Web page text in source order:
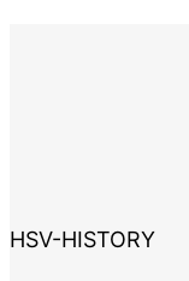
HSV-HISTORY